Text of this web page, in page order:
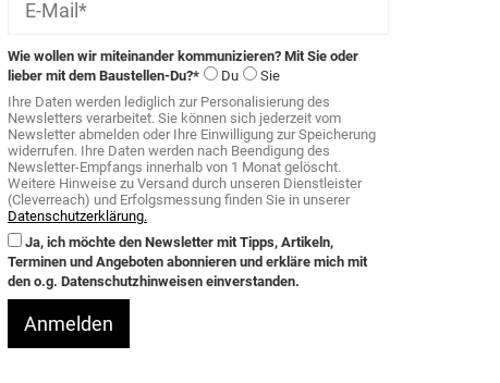
Wie wollen wir miteinander kommunizieren? Mit Sie oder
lieber mit dem Baustellen-Du?*
Du
Sie
Ihre Daten werden lediglich zur Personalisierung des
Newsletters verarbeitet. Sie können sich jederzeit vom
Newsletter abmelden oder Ihre Einwilligung zur Speicherung
widerrufen. Ihre Daten werden nach Beendigung des
Newsletter-Empfangs innerhalb von 1 Monat gelöscht.
Weitere Hinweise zu Versand durch unseren Dienstleister
(Cleverreach) und Erfolgsmessung finden Sie in unserer
Datenschutzerklärung.
Ja, ich möchte den Newsletter mit Tipps, Artikeln,
Terminen und Angeboten abonnieren und erkläre mich mit
den o.g. Datenschutzhinweisen einverstanden.
Anmelden